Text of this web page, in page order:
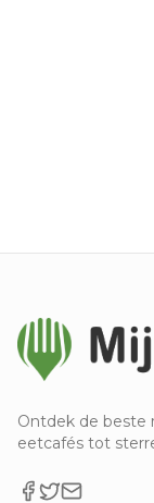
Ontdek de beste
eetcafés tot